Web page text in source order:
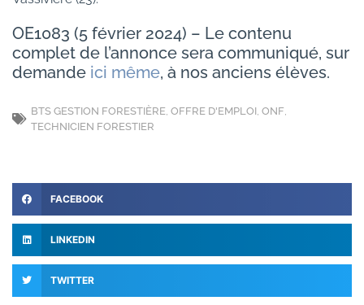
OE1083 (5 février 2024) – Le contenu
complet de l’annonce sera communiqué, sur
demande ici même, à nos anciens élèves.
BTS GESTION FORESTIÈRE, OFFRE D'EMPLOI, ONF,
TECHNICIEN FORESTIER
FACEBOOK
LINKEDIN
TWITTER